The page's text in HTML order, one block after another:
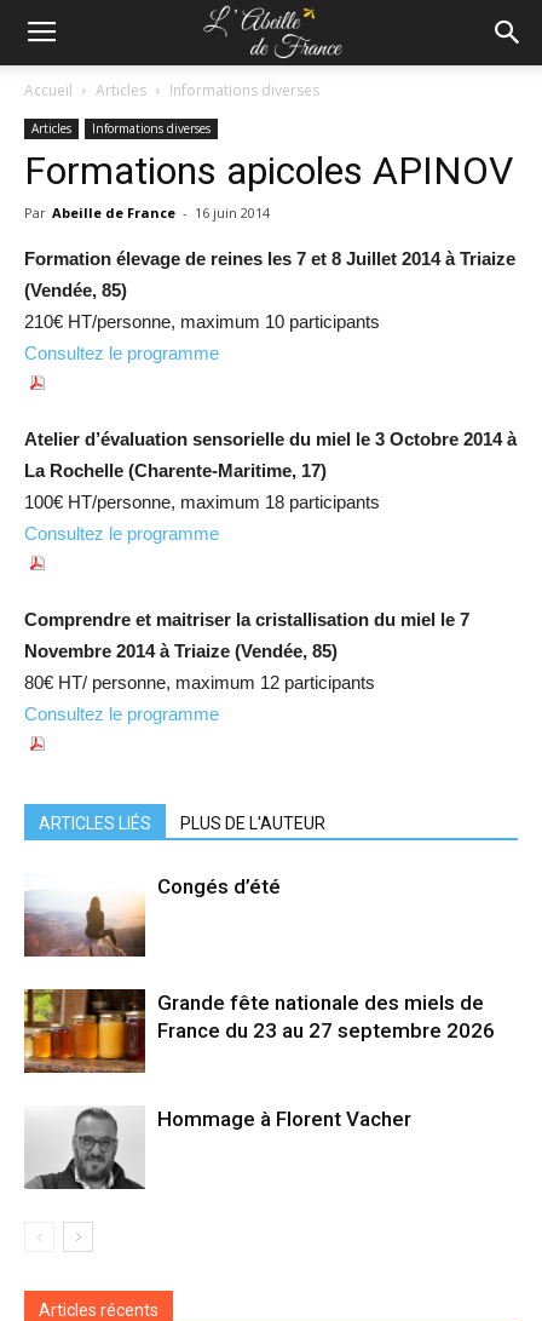
Accueil Articles Informations diverses
Articles Informations diverses
Formations apicoles APINOV
Par Abeille de France - 16 juin 2014
Formation élevage de reines les 7 et 8 Juillet 2014 à Triaize
(Vendée, 85)
210€ HT/personne, maximum 10 participants
Consultez le programme
Atelier d’évaluation sensorielle du miel le 3 Octobre 2014 à
La Rochelle (Charente-Maritime, 17)
100€ HT/personne, maximum 18 participants
Consultez le programme
Comprendre et maitriser la cristallisation du miel le 7
Novembre 2014 à Triaize (Vendée, 85)
80€ HT/ personne, maximum 12 participants
Consultez le programme
ARTICLES LIÉS PLUS DE L'AUTEUR
Congés d’été
Grande fête nationale des miels de
France du 23 au 27 septembre 2026
Hommage à Florent Vacher
Articles récents